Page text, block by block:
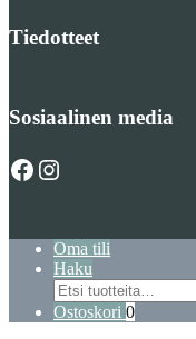
Tiedotteet
Sosiaalinen media
Facebook
Instagram
Oma tili
Haku
Etsi
Ostoskori 0